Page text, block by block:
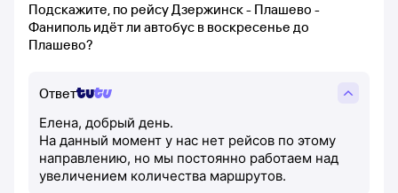
Подскажите, по рейсу Дзержинск - Плашево -
Фаниполь идёт ли автобус в воскресенье до
Плашево?
Ответ
Елена, добрый день.
На данный момент у нас нет рейсов по этому
направлению, но мы постоянно работаем над
увеличением количества маршрутов.